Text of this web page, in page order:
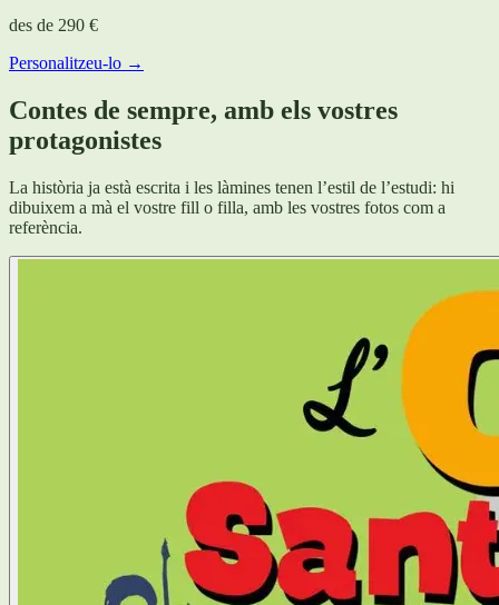
des de 290 €
Personalitzeu-lo →
Contes de sempre, amb els vostres
protagonistes
La història ja està escrita i les làmines tenen l’estil de l’estudi: hi
dibuixem a mà el vostre fill o filla, amb les vostres fotos com a
referència.